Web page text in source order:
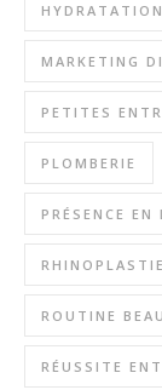
MARKETING
PETITES
PLOMBERIE
PRÉSENCE EN
ROUTINE
RÉUSSITE